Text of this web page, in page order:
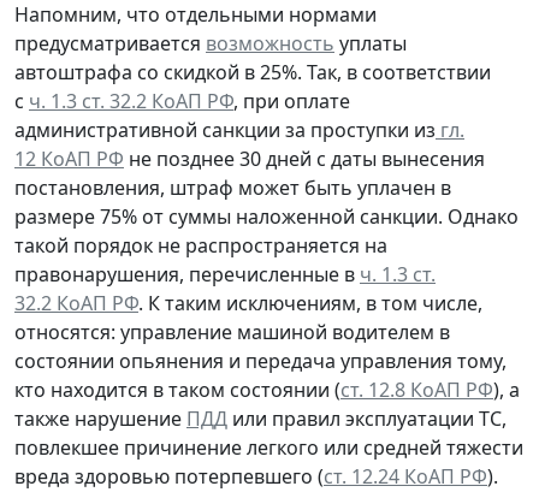
Напомним, что отдельными нормами
предусматривается возможность уплаты
автоштрафа со скидкой в 25%. Так, в соответствии
с ч. 1.3 ст. 32.2 КоАП РФ, при оплате
административной санкции за проступки из гл.
12 КоАП РФ не позднее 30 дней с даты вынесения
постановления, штраф может быть уплачен в
размере 75% от суммы наложенной санкции. Однако
такой порядок не распространяется на
правонарушения, перечисленные в ч. 1.3 ст.
32.2 КоАП РФ. К таким исключениям, в том числе,
относятся: управление машиной водителем в
состоянии опьянения и передача управления тому,
кто находится в таком состоянии (ст. 12.8 КоАП РФ), а
также нарушение ПДД или правил эксплуатации ТС,
повлекшее причинение легкого или средней тяжести
вреда здоровью потерпевшего (ст. 12.24 КоАП РФ).